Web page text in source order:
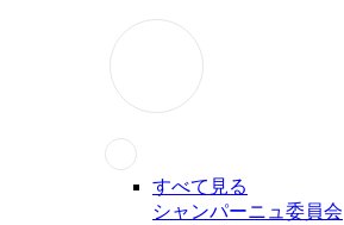
すべて見る
シャンパーニュ委員会